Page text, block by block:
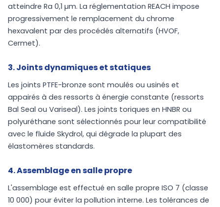
atteindre Ra 0,1 µm. La réglementation REACH impose
progressivement le remplacement du chrome
hexavalent par des procédés alternatifs (HVOF,
Cermet).
3. Joints dynamiques et statiques
Les joints PTFE-bronze sont moulés ou usinés et
appairés à des ressorts à énergie constante (ressorts
Bal Seal ou Variseal). Les joints toriques en HNBR ou
polyuréthane sont sélectionnés pour leur compatibilité
avec le fluide Skydrol, qui dégrade la plupart des
élastomères standards.
4. Assemblage en salle propre
L'assemblage est effectué en salle propre ISO 7 (classe
10 000) pour éviter la pollution interne. Les tolérances de